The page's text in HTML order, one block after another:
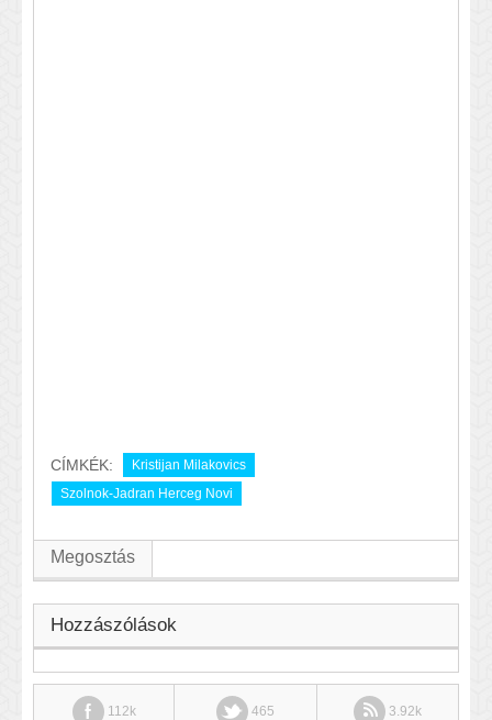
CÍMKÉK:
Kristijan Milakovics
Szolnok-Jadran Herceg Novi
Megosztás
Hozzászólások
112k 465 3.92k